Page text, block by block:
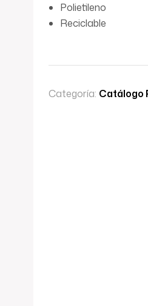
Polietileno
Reciclable
Categoría: Catálogo